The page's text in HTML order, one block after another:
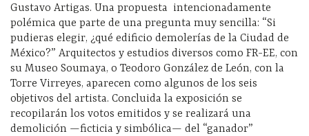
Gustavo Artigas. Una propuesta intencionadamente
polémica que parte de una pregunta muy sencilla: “Si
pudieras elegir, ¿qué edificio demolerías de la Ciudad de
México?” Arquitectos y estudios diversos como FR-EE, con
su Museo Soumaya, o Teodoro González de León, con la
Torre Virreyes, aparecen como algunos de los seis
objetivos del artista. Concluida la exposición se
recopilarán los votos emitidos y se realizará una
demolición —ficticia y simbólica— del “ganador”